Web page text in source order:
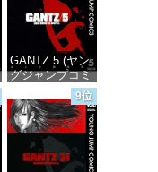
GANTZ 5 (ヤン
グジャンプコミ
ックスDIGITAL)
価格：¥100
9位